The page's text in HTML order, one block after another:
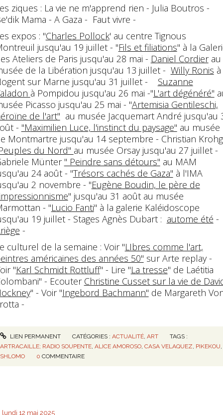
ziques : La vie ne m'apprend rien - Julia Boutros -
Mama - A Gaza - Faut vivre -
expos : "Charles Pollock' au centre Tignous
jusqu'au 19 juillet - "Fils et filiations" à la
Ateliers de Paris jusqu'au 28 mai - Daniel Cordierau
de la Libération jusqu'au 13 juillet - Willy Ronis à
sur Marne jusqu'au 31 juillet - Suzanne
à Pompidou jusqu'au 26 mai -"L'art dégénéré"
Picasso jusqu'au 25 mai - "Artemisia Gentileschi,
de l'art" au musée Jacquemart André jusqu'au
- "Maximilien Luce, l'instinct du paysage" au musée
Montmartre jusqu'au 14 septembre - Christian Krohg
du Nord" au musée Orsay jusqu'au 27 juillet -
Münter " Peindre sans détours" au MAM
24 août - "Trésors cachés de Gaza" à l'IMA
2 novembre - "Eugène Boudin, le père de
" jusqu'au 31 août au musée
- "Lucio Fanti" à la galerie Kaléidoscope
19 juillet - Stages Agnès Dubart : autome été -
-
culturel de la semaine : Voir "LIbres comme l'art,
américaines des années 50" sur Arte replay -
"Karl Schmidt Rottluff" - Lire "La tresse" de Laétitia
- Ecouter Christine Cusset sur la vie de
" - Voir "Ingebord Bachmann" de Margareth
-
LIEN PERMANENT CATÉGORIES :ACTUALITÉ ,ART
TAGS :
ARTRACAILLE; RADIO SOUPENTE, ALICE AMOROSO, CASA VELAQUEZ PIKEKOU
SHLOMO
0 COMMENTAIRE
lundi 12 mai 2025